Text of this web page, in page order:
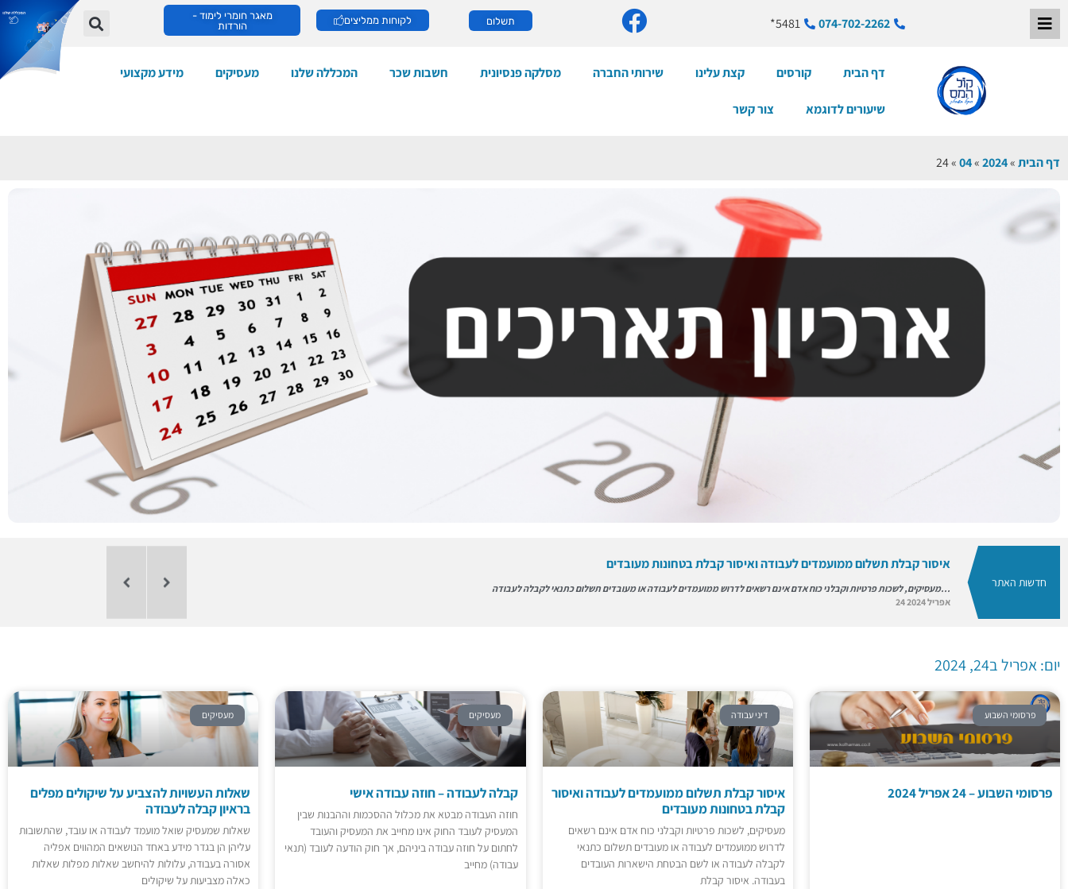
074-702-2262
5481* תשלום לקוחות ממליצים
מאגר חומרי לימוד -
הורדות
דף הבית קורסים קצת עלינו שירותי החברה מסלקה פנסיונית חשבות שכר המכללה שלנו מעסיקים מידע מקצועי
שיעורים לדוגמא צור קשר
דף הבית»
2024
»
04
»
חדשות האתר
הודעה בדבר תנאי עבודה
איסור קבלת תשלום ממועמדים לעבודה ואיסור קבלת בטחונות מעובדים
מעסיקים, לשכות פרטיות וקבלני כוח אדם אינם רשאים לדרוש ממועמדים לעבודה או מעובדים תשלום כתנאי לקבלה לעבודה...
24 אפריל 2024
שאלות העשויות להצביע על שיקולים מפלים בראיון קבלה לעבודה
שאלות שמעסיק שואל מועמד לעבודה או עובד, שהתשובות עליהן הן בגדר מידע באחד הנושאים המהווים אפליה אסורה...
24 אפריל 2024
נתוני שוק העבודה 2024 - ממשיכה מגמת ההתאוששות בשוק העבודה
שיעור התעסוקה המותאם משרד העבודה פרסם היום (יום ה', 17.4.24) ניתוח ולפיו שיעור התעסוקה המותאם ושיעור...
24 אפריל 2024
יום: אפריל ב24, 2024
פרסומי השבוע
פרסומי השבוע – 24 אפריל 2024
דיני עבודה
איסור קבלת תשלום ממועמדים לעבודה ואיסור
קבלת בטחונות מעובדים
מעסיקים, לשכות פרטיות וקבלני כוח אדם אינם רשאים
לדרוש ממועמדים לעבודה או מעובדים תשלום כתנאי
לקבלה לעבודה או לשם הבטחת הישארות העובדים
בעבודה. איסור קבלת
מעסיקים
קבלה לעבודה – חוזה עבודה אישי
חוזה העבודה מבטא את מכלול ההסכמות וההבנות שבין
המעסיק לעובד החוק אינו מחייב את המעסיק והעובד
לחתום על חוזה עבודה ביניהם, אך חוק הודעה לעובד (תנאי
עבודה) מחייב
מעסיקים
שאלות העשויות להצביע על שיקולים מפלים
בראיון קבלה לעבודה
שאלות שמעסיק שואל מועמד לעבודה או עובד, שהתשובות
עליהן הן בגדר מידע באחד הנושאים המהווים אפליה
אסורה בעבודה, עלולות להיחשב שאלות מפלות שאלות
כאלה מצביעות על שיקולים